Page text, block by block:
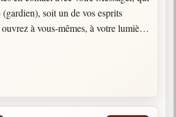
soit un de vos esprits
à vous-mêmes, à votre lumière,
avec votre Messager, avec…